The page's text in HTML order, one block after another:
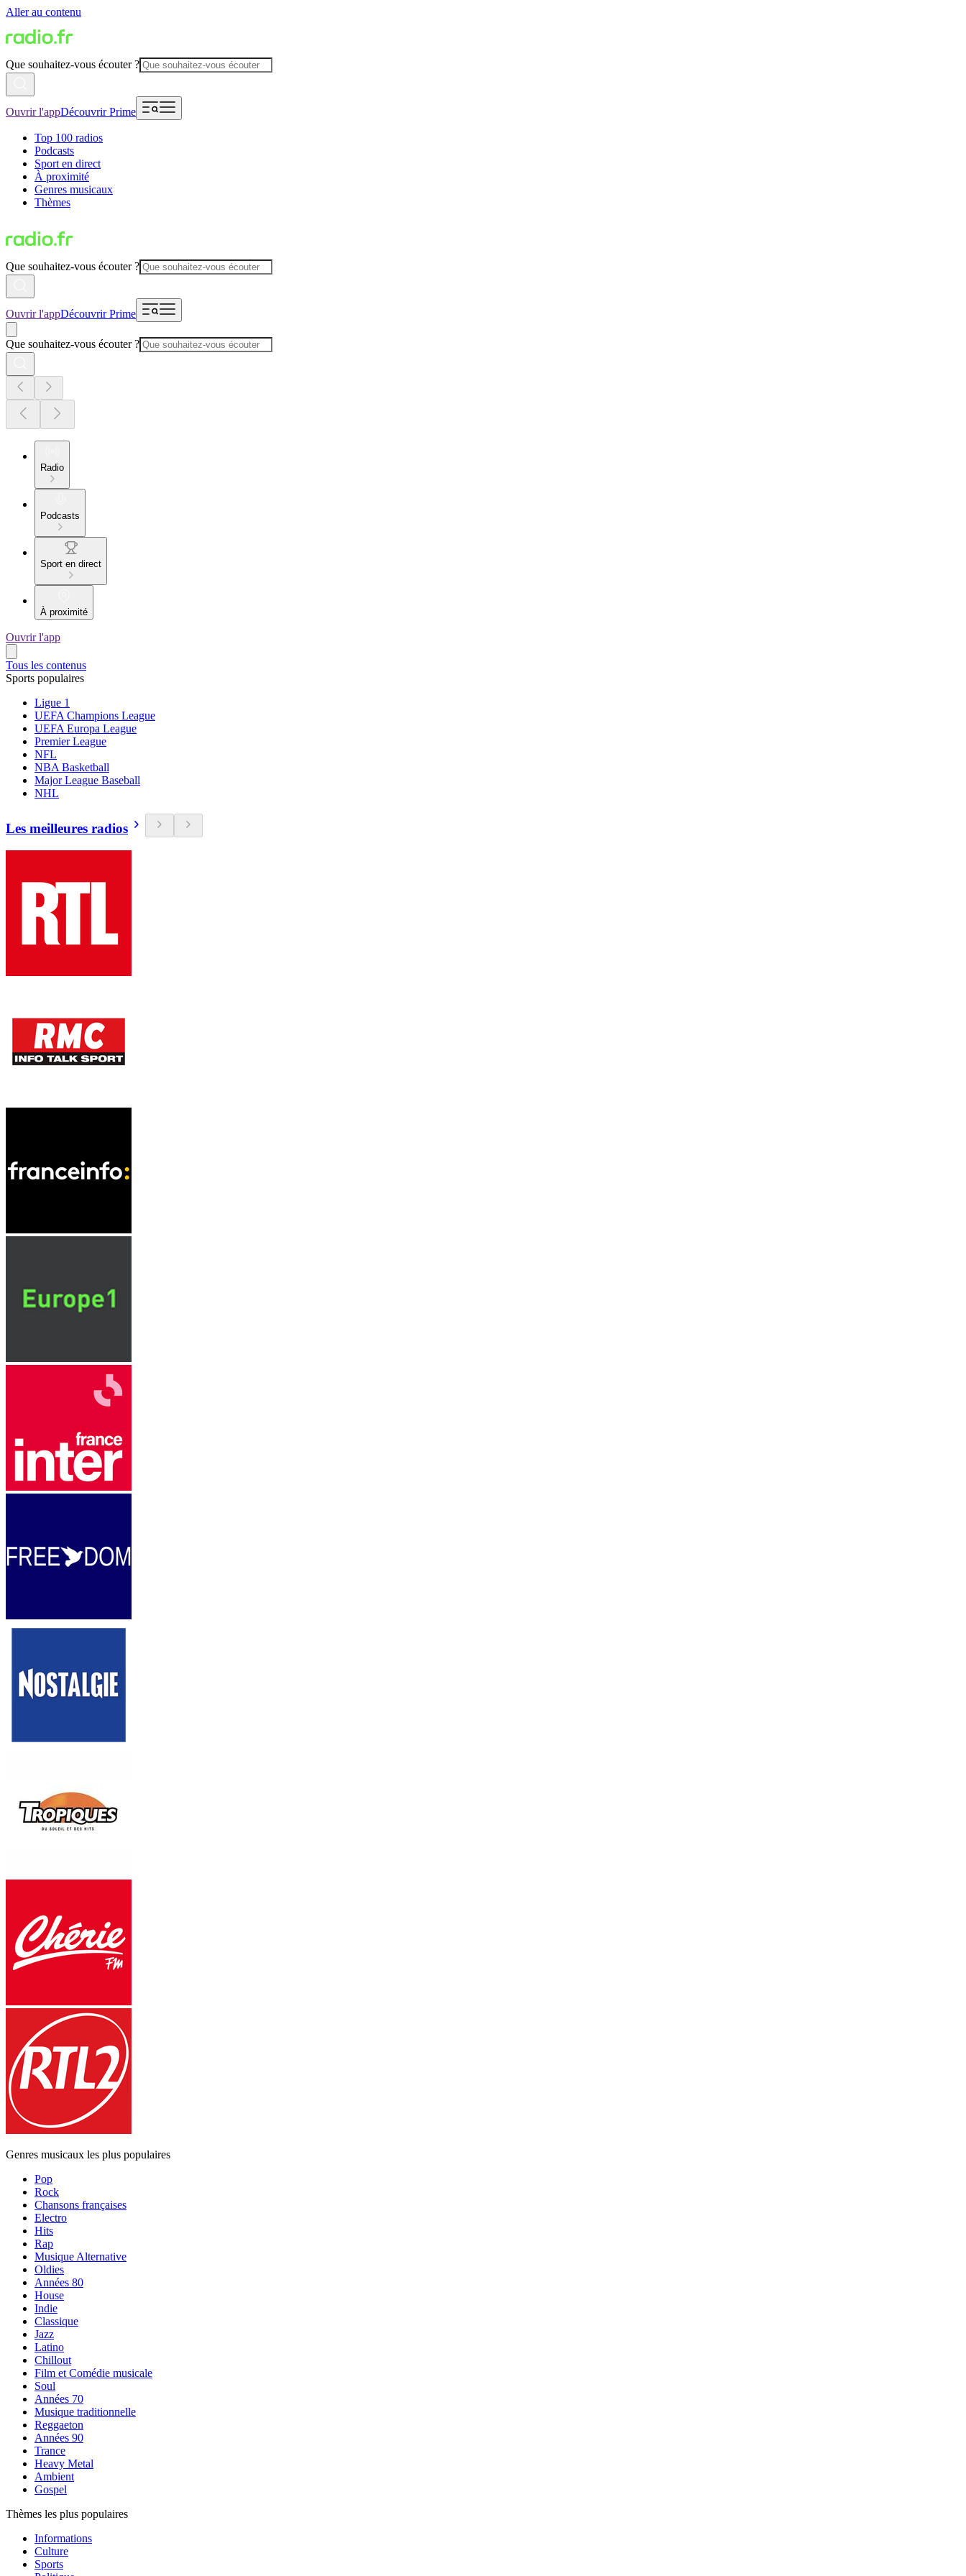
Aller au contenu
Que souhaitez-vous écouter ?
Ouvrir l'appDécouvrir Prime
Top 100 radios
Podcasts
Sport en direct
À proximité
Genres musicaux
Thèmes
Que souhaitez-vous écouter ?
Ouvrir l'appDécouvrir Prime
Que souhaitez-vous écouter ?
Radio
Podcasts
Sport en direct
À proximité
Ouvrir l'app
Tous les contenus
Sports populaires
Ligue 1
UEFA Champions League
UEFA Europa League
Premier League
NFL
NBA Basketball
Major League Baseball
NHL
Les meilleures radios
Genres musicaux les plus populaires
Pop
Rock
Chansons françaises
Electro
Hits
Rap
Musique Alternative
Oldies
Années 80
House
Indie
Classique
Jazz
Latino
Chillout
Film et Comédie musicale
Soul
Années 70
Musique traditionnelle
Reggaeton
Années 90
Trance
Heavy Metal
Ambient
Gospel
Thèmes les plus populaires
Informations
Culture
Sports